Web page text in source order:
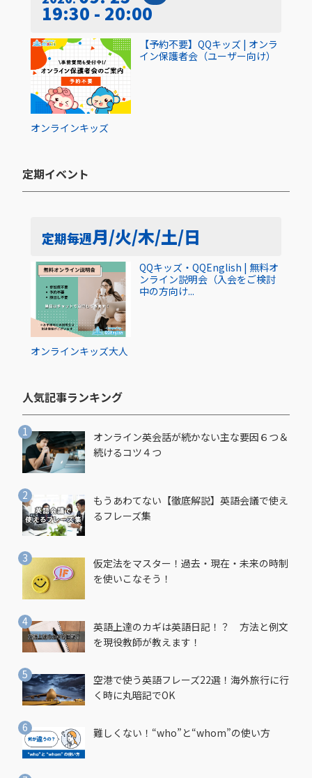
19:30 - 20:00
オンラインキッズ
【予約不要】QQキッズ | オンラ
イン保護者会（ユーザー向け）
定期イベント​
定期毎週月/火/木/土/日
オンラインキッズ大人
QQキッズ・QQEnglish | 無料オ
ンライン説明会（入会をご検討
中の方向け...
人気記事ランキング​
オンライン英会話が続かない主な要因６つ＆
続けるコツ４つ
もうあわてない【徹底解説】英語会議で使え
るフレーズ集
仮定法をマスター！過去・現在・未来の時制
を使いこなそう！
英語上達のカギは英語日記！？ 方法と例文
を現役教師が教えます！
空港で使う英語フレーズ22選！海外旅行に行
く時に丸暗記でOK
難しくない！“who”と“whom”の使い方